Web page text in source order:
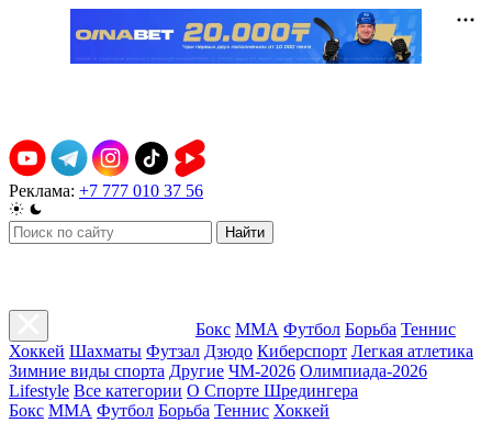
Реклама: +7 777 010 37 56
Найти
Бокс ММА Футбол Борьба Теннис
Хоккей Шахматы Футзал Дзюдо Киберспорт Легкая атлетика
Зимние виды спорта Другие ЧМ-2026 Олимпиада-2026
Lifestyle Все категории О Спорте Шредингера
Бокс ММА Футбол Борьба Теннис Хоккей